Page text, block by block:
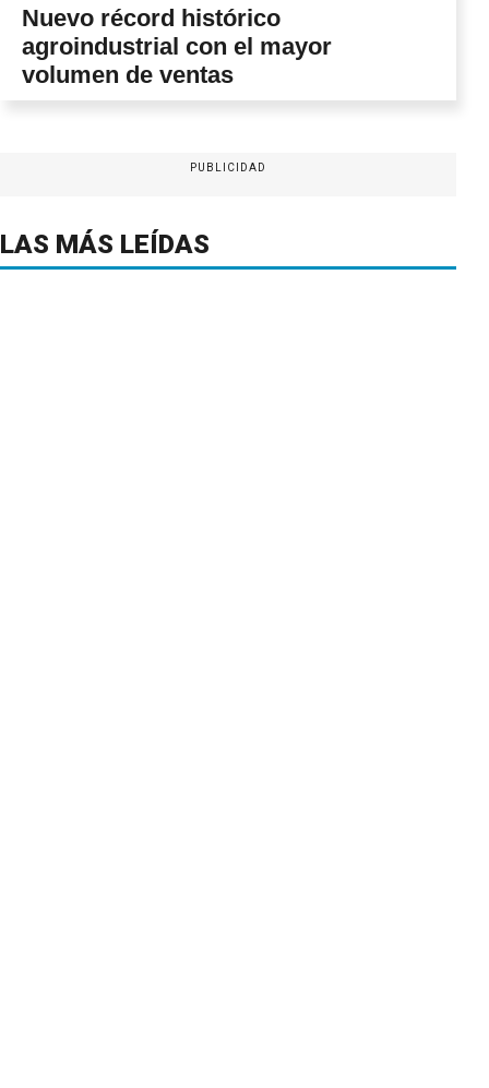
Nuevo récord histórico
agroindustrial con el mayor
volumen de ventas
PUBLICIDAD
LAS MÁS LEÍDAS